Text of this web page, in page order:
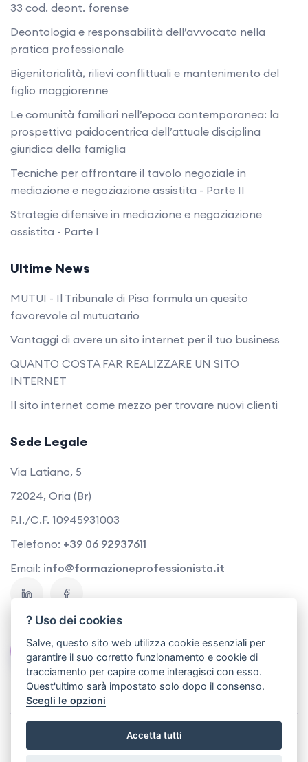
33 cod. deont. forense
Deontologia e responsabilità dell’avvocato nella
pratica professionale
Bigenitorialità, rilievi conflittuali e mantenimento del
figlio maggiorenne
Le comunità familiari nell’epoca contemporanea: la
prospettiva paidocentrica dell’attuale disciplina
giuridica della famiglia
Tecniche per affrontare il tavolo negoziale in
mediazione e negoziazione assistita - Parte II
Strategie difensive in mediazione e negoziazione
assistita - Parte I
Ultime News
MUTUI - Il Tribunale di Pisa formula un quesito
favorevole al mutuatario
Vantaggi di avere un sito internet per il tuo business
QUANTO COSTA FAR REALIZZARE UN SITO
INTERNET
Il sito internet come mezzo per trovare nuovi clienti
Sede Legale
Via Latiano, 5
72024, Oria (Br)
P.I./C.F. 10945931003
Telefono: +39 06 92937611
Email: info@formazioneprofessionista.it
Contattaci
Copyright © 2026 | Cesynt Advanced Solutions s.r.l.
? Uso dei cookies
Salve, questo sito web utilizza cookie essenziali per
garantire il suo corretto funzionamento e cookie di
tracciamento per capire come interagisci con esso.
Quest'ultimo sarà impostato solo dopo il consenso.
Scegli le opzioni
Accetta tutti